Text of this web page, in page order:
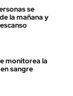
se
la mañana y
monitorea la
sangre